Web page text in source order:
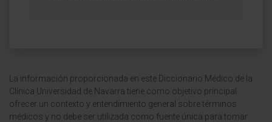
La información proporcionada en este Diccionario Médico de la
Clínica Universidad de Navarra tiene como objetivo principal
ofrecer un contexto y entendimiento general sobre términos
médicos y no debe ser utilizada como fuente única para tomar